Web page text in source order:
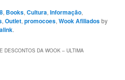
, Books,Cultura,Informação,
,Outlet,promocoes,Wook Afiliadosby
.
DESCONTOS DA WOOK – ULTIMA